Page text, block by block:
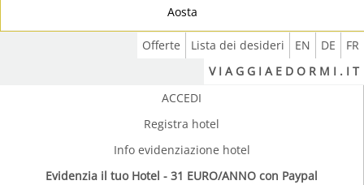
Aosta
FR
DE
EN
Lista dei desideri
Offerte
V I A G G I A E D O R M I . I T
ACCEDI
Registra hotel
Info evidenziazione hotel
Evidenzia il tuo Hotel - 31 EURO/ANNO con Paypal